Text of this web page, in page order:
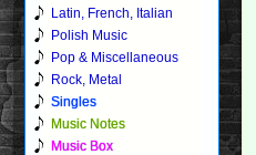
Latin, French, Italian
Polish Music
Pop & Miscellaneous
Rock, Metal
Singles
Music Notes
Music Box